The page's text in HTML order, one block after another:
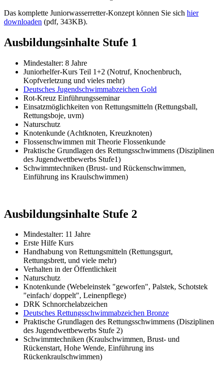
Das komplette Juniorwasserretter-Konzept können Sie sich hier
downloaden (pdf, 343KB).
Ausbildungsinhalte Stufe 1
Mindestalter: 8 Jahre
Juniorhelfer-Kurs Teil 1+2 (Notruf, Knochenbruch,
Kopfverletzung und vieles mehr)
Deutsches Jugendschwimmabzeichen Gold
Rot-Kreuz Einführungsseminar
Einsatzmöglichkeiten von Rettungsmitteln (Rettungsball,
Rettungsboje, uvm)
Naturschutz
Knotenkunde (Achtknoten, Kreuzknoten)
Flossenschwimmen mit Theorie Flossenkunde
Praktische Grundlagen des Rettungsschwimmens (Disziplinen
des Jugendwettbewerbs Stufe1)
Schwimmtechniken (Brust- und Rückenschwimmen,
Einführung ins Kraulschwimmen)
Ausbildungsinhalte Stufe 2
Mindestalter: 11 Jahre
Erste Hilfe Kurs
Handhabung von Rettungsmitteln (Rettungsgurt,
Rettungsbrett, und viele mehr)
Verhalten in der Öffentlichkeit
Naturschutz
Knotenkunde (Webeleinstek "geworfen", Palstek, Schotstek
"einfach/ doppelt", Leinenpflege)
DRK Schnorchelabzeichen
Deutsches Rettungsschwimmabzeichen Bronze
Praktische Grundlagen des Rettungsschwimmens (Disziplinen
des Jugendwettbewerbs Stufe 2)
Schwimmtechniken (Kraulschwimmen, Brust- und
Rückenstart, Hohe Wende, Einführung ins
Rückenkraulschwimmen)